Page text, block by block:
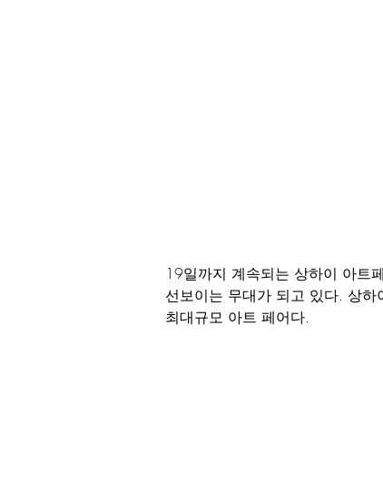
19일까지 계속되는 상하이 아트
선보이는 무대가 되고 있다. 상
최대규모 아트 페어다.